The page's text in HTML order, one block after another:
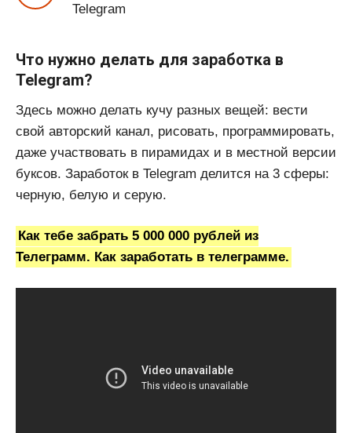
Telegram
Что нужно делать для заработка в
Telegram?
Здесь можно делать кучу разных вещей: вести
свой авторский канал, рисовать, программировать,
даже участвовать в пирамидах и в местной версии
буксов. Заработок в Telegram делится на 3 сферы:
черную, белую и серую.
Как тебе забрать 5 000 000 рублей из
Телеграмм. Как заработать в телеграмме.